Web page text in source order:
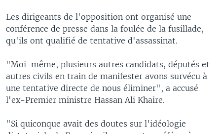
Les dirigeants de l'opposition ont organisé une
conférence de presse dans la foulée de la fusillade,
qu'ils ont qualifié de tentative d'assassinat.
"Moi-même, plusieurs autres candidats, députés et
autres civils en train de manifester avons survécu à
une tentative directe de nous éliminer", a accusé
l'ex-Premier ministre Hassan Ali Khaire.
"Si quiconque avait des doutes sur l'idéologie